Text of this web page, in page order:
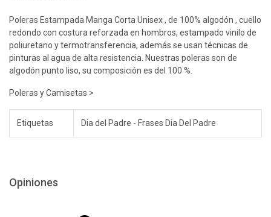
Poleras Estampada Manga Corta Unisex , de 100% algodón , cuello
redondo con costura reforzada en hombros, estampado vinilo de
poliuretano y termotransferencia, además se usan técnicas de
pinturas al agua de alta resistencia. Nuestras poleras son de
algodón punto liso, su composición es del 100 %.
Poleras y Camisetas >
Etiquetas Dia del Padre - Frases Dia Del Padre
Opiniones